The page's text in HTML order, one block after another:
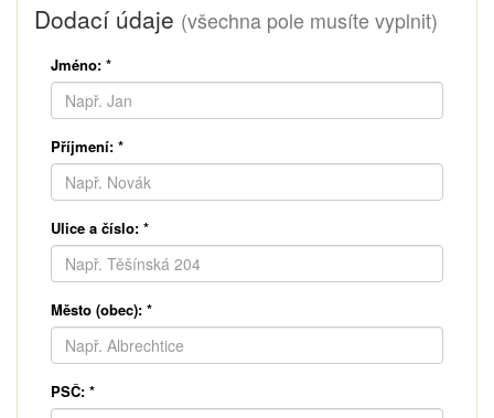
Dodací údaje (všechna pole musíte vyplnit)
Jméno: *
Příjmení: *
Ulice a číslo: *
Město (obec): *
PSČ: *